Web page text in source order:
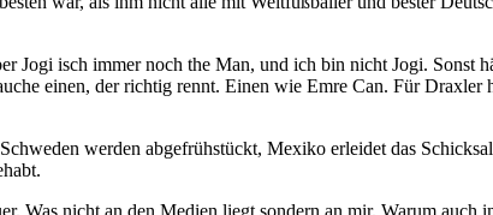
isch immer noch the Man, und ich bin nicht Jogi. Sonst
einen, der richtig rennt. Einen wie Emre Can. Für Draxler
werden abgefrühstückt, Mexiko erleidet das
nicht an den Medien liegt sondern an mir. Warum auch